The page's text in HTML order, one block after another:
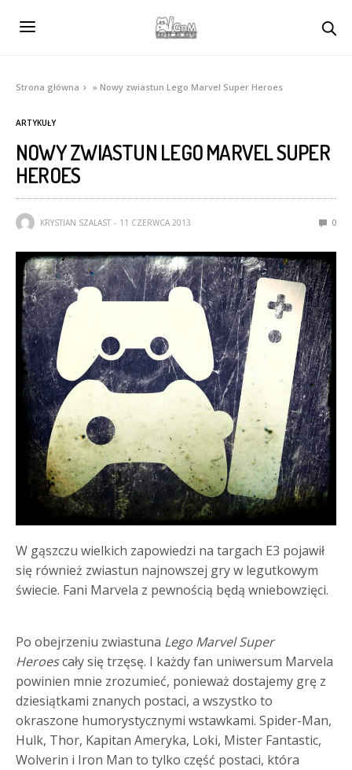
Strona główna »Nowy zwiastun Lego Marvel Super Heroes
ARTYKUŁY
NOWY ZWIASTUN LEGO MARVEL SUPER
HEROES
KRYSTIAN SZALAST 11 CZERWCA 2013 0
W gąszczu wielkich zapowiedzi na targach E3 pojawił
się również zwiastun najnowszej gry w legutkowym
świecie. Fani Marvela z pewnością będą wniebowzięci.
Po obejrzeniu zwiastuna Lego Marvel Super
Heroescały się trzęsę. I każdy fan uniwersum Marvela
powinien mnie zrozumieć, ponieważ dostajemy grę z
dziesiątkami znanych postaci, a wszystko to
okraszone humorystycznymi wstawkami. Spider-Man,
Hulk, Thor, Kapitan Ameryka, Loki, Mister Fantastic,
Wolverin i Iron Man to tylko część postaci, która